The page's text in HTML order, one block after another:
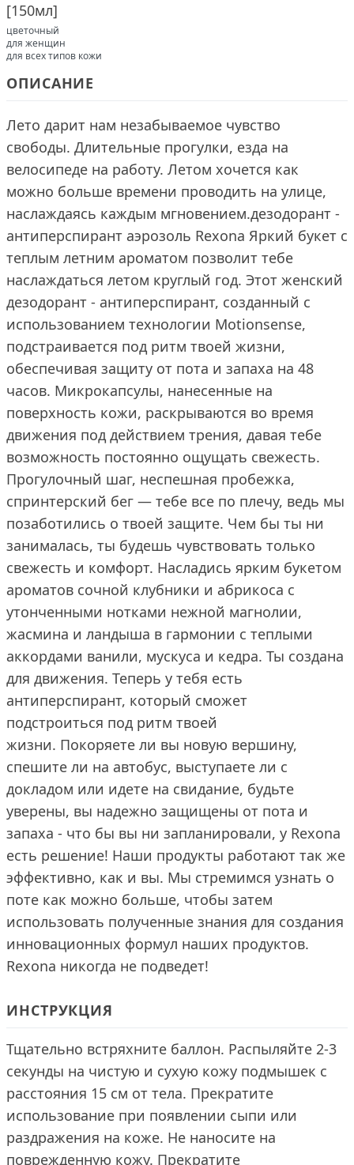
[150мл]
цветочный
для женщин
для всех типов кожи
ОПИСАНИЕ
Лето дарит нам незабываемое чувство
свободы. Длительные прогулки, езда на
велосипеде на работу. Летом хочется как
можно больше времени проводить на улице,
наслаждаясь каждым мгновением.дезодорант -
антиперспирант аэрозоль Rexona Яркий букет с
теплым летним ароматом позволит тебе
наслаждаться летом круглый год. Этот женский
дезодорант - антиперспирант, созданный с
использованием технологии Motionsense,
подстраивается под ритм твоей жизни,
обеспечивая защиту от пота и запаха на 48
часов. Микрокапсулы, нанесенные на
поверхность кожи, раскрываются во время
движения под действием трения, давая тебе
возможность постоянно ощущать свежесть.
Прогулочный шаг, неспешная пробежка,
спринтерский бег ― тебе все по плечу, ведь мы
позаботились о твоей защите. Чем бы ты ни
занималась, ты будешь чувствовать только
свежесть и комфорт. Насладись ярким букетом
ароматов сочной клубники и абрикоса с
утонченными нотками нежной магнолии,
жасмина и ландыша в гармонии с теплыми
аккордами ванили, мускуса и кедра. Ты создана
для движения. Теперь у тебя есть
антиперспирант, который сможет
подстроиться под ритм твоей
жизни. Покоряете ли вы новую вершину,
спешите ли на автобус, выступаете ли с
докладом или идете на свидание, будьте
уверены, вы надежно защищены от пота и
запаха - что бы вы ни запланировали, у Rexona
есть решение! Наши продукты работают так же
эффективно, как и вы. Мы стремимся узнать о
поте как можно больше, чтобы затем
использовать полученные знания для создания
инновационных формул наших продуктов.
Rexona никогда не подведет!
ИНСТРУКЦИЯ
Тщательно встряхните баллон. Распыляйте 2-3
секунды на чистую и сухую кожу подмышек с
расстояния 15 см от тела. Прекратите
использование при появлении сыпи или
раздражения на коже. Не наносите на
поврежденную кожу. Прекратите